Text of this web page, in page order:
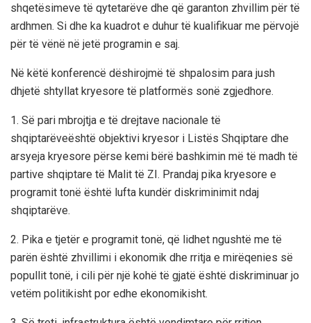
shqetësimeve të qytetarëve dhe që garanton zhvillim për të
ardhmen. Si dhe ka kuadrot e duhur të kualifikuar me përvojë
për të vënë në jetë programin e saj.
Në këtë konferencë dëshirojmë të shpalosim para jush
dhjetë shtyllat kryesore të platformës sonë zgjedhore.
1. Së pari mbrojtja e të drejtave nacionale të
shqiptarëveështë objektivi kryesor i Listës Shqiptare dhe
arsyeja kryesore përse kemi bërë bashkimin më të madh të
partive shqiptare të Malit të ZI. Prandaj pika kryesore e
programit tonë është lufta kundër diskriminimit ndaj
shqiptarëve.
2. Pika e tjetër e programit tonë, që lidhet ngushtë me të
parën është zhvillimi i ekonomik dhe rritja e mirëqenies së
popullit tonë, i cili për një kohë të gjatë është diskriminuar jo
vetëm politikisht por edhe ekonomikisht.